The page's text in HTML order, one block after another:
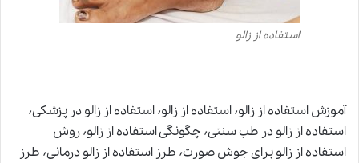
استفاده از زالو
آموزش استفاده از زالو٬ استفاده از زالو٬ استفاده از زالو در پزشکی٬
استفاده از زالو در طب سنتی٬ چگونگی استفاده از زالو٬ روش
استفاده از زالو برای جوش صورت٬ طرز استفاده از زالو درمانی٬ طرز